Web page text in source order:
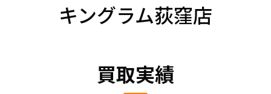
キングラム荻窪店
買取実績